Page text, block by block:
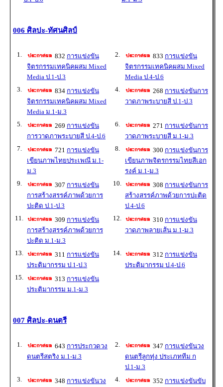
006 ศิลปะ-ทัศนศิลป์
1. 832 การแข่งขัน
จิตรกรรมเทคนิคผสม Mixed
Media ป.1-ป.3
2. 833 การแข่งขัน
จิตรกรรมเทคนิคผสม Mixed
Media ป.4-ป.6
3.
834 การแข่งขัน
จิตรกรรมเทคนิคผสม Mixed
Media ม.1-ม.3
4. 268 การแข่งขันการ
วาดภาพระบายสี ป.1-ป.3
5. 269 การแข่งขัน
การวาดภาพระบายสี ป.4-ป.6
6. 271 การแข่งขันการ
วาดภาพระบายสี ม.1-ม.3
7.
721 การแข่งขัน
เขียนภาพไทยประเพณี ม.1-
ม.3
8. 300 การแข่งขันการ
เขียนภาพจิตรกรรมไทยสีเอก
รงค์ ม.1-ม.3
9.
307 การแข่งขัน
การสร้างสรรค์ภาพด้วยการ
ปะติด ป.1-ป.3
10. 308 การแข่งขันการ
สร้างสรรค์ภาพด้วยการปะติด
ป.4-ป.6
11.
309 การแข่งขัน
การสร้างสรรค์ภาพด้วยการ
ปะติด ม.1-ม.3
12. 310 การแข่งขัน
วาดภาพลายเส้น ม.1-ม.3
13. 311 การแข่งขัน
ประติมากรรม ป.1-ป.3
14. 312 การแข่งขัน
ประติมากรรม ป.4-ป.6
15.
313 การแข่งขัน
ประติมากรรม ม.1-ม.3
007 ศิลปะ-ดนตรี
1. 643 การประกวดวง
ดนตรีสตริง ม.1-ม.3
2. 347 การแข่งขันวง
ดนตรีลูกทุ่ง ประเภททีม ก
ป.1-ม.3
3.
348 การแข่งขันวง
4. 352 การแข่งขันขับ